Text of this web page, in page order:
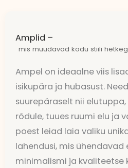
Amplid –
mis muudavad kodu stiili
Ampel on ideaalne viis
isikupära ja hubasust.
suurepäraselt nii
rõdule, tuues ruumi elu ja
poest leiad laia valiku
lahendusi, mis
minimalismi ja kvaliteetse